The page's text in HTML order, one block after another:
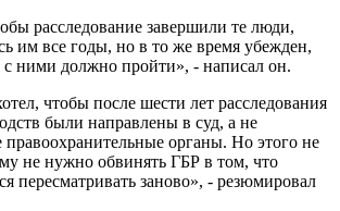
расследование завершили те люди,
им все годы, но в то же время убежден,
с ними должно пройти», - написал он.
чтобы после шести лет расследования
были направлены в суд, а не
правоохранительные органы. Но этого не
не нужно обвинять ГБР в том, что
пересматривать заново», - резюмировал